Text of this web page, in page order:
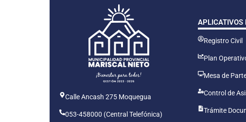
Calle Ancash 275 Moquegua
053-458000 (Central Telefónica)
APLICATIVOS
Registro Civil
Plan
Mesa de
Control de
Trámite